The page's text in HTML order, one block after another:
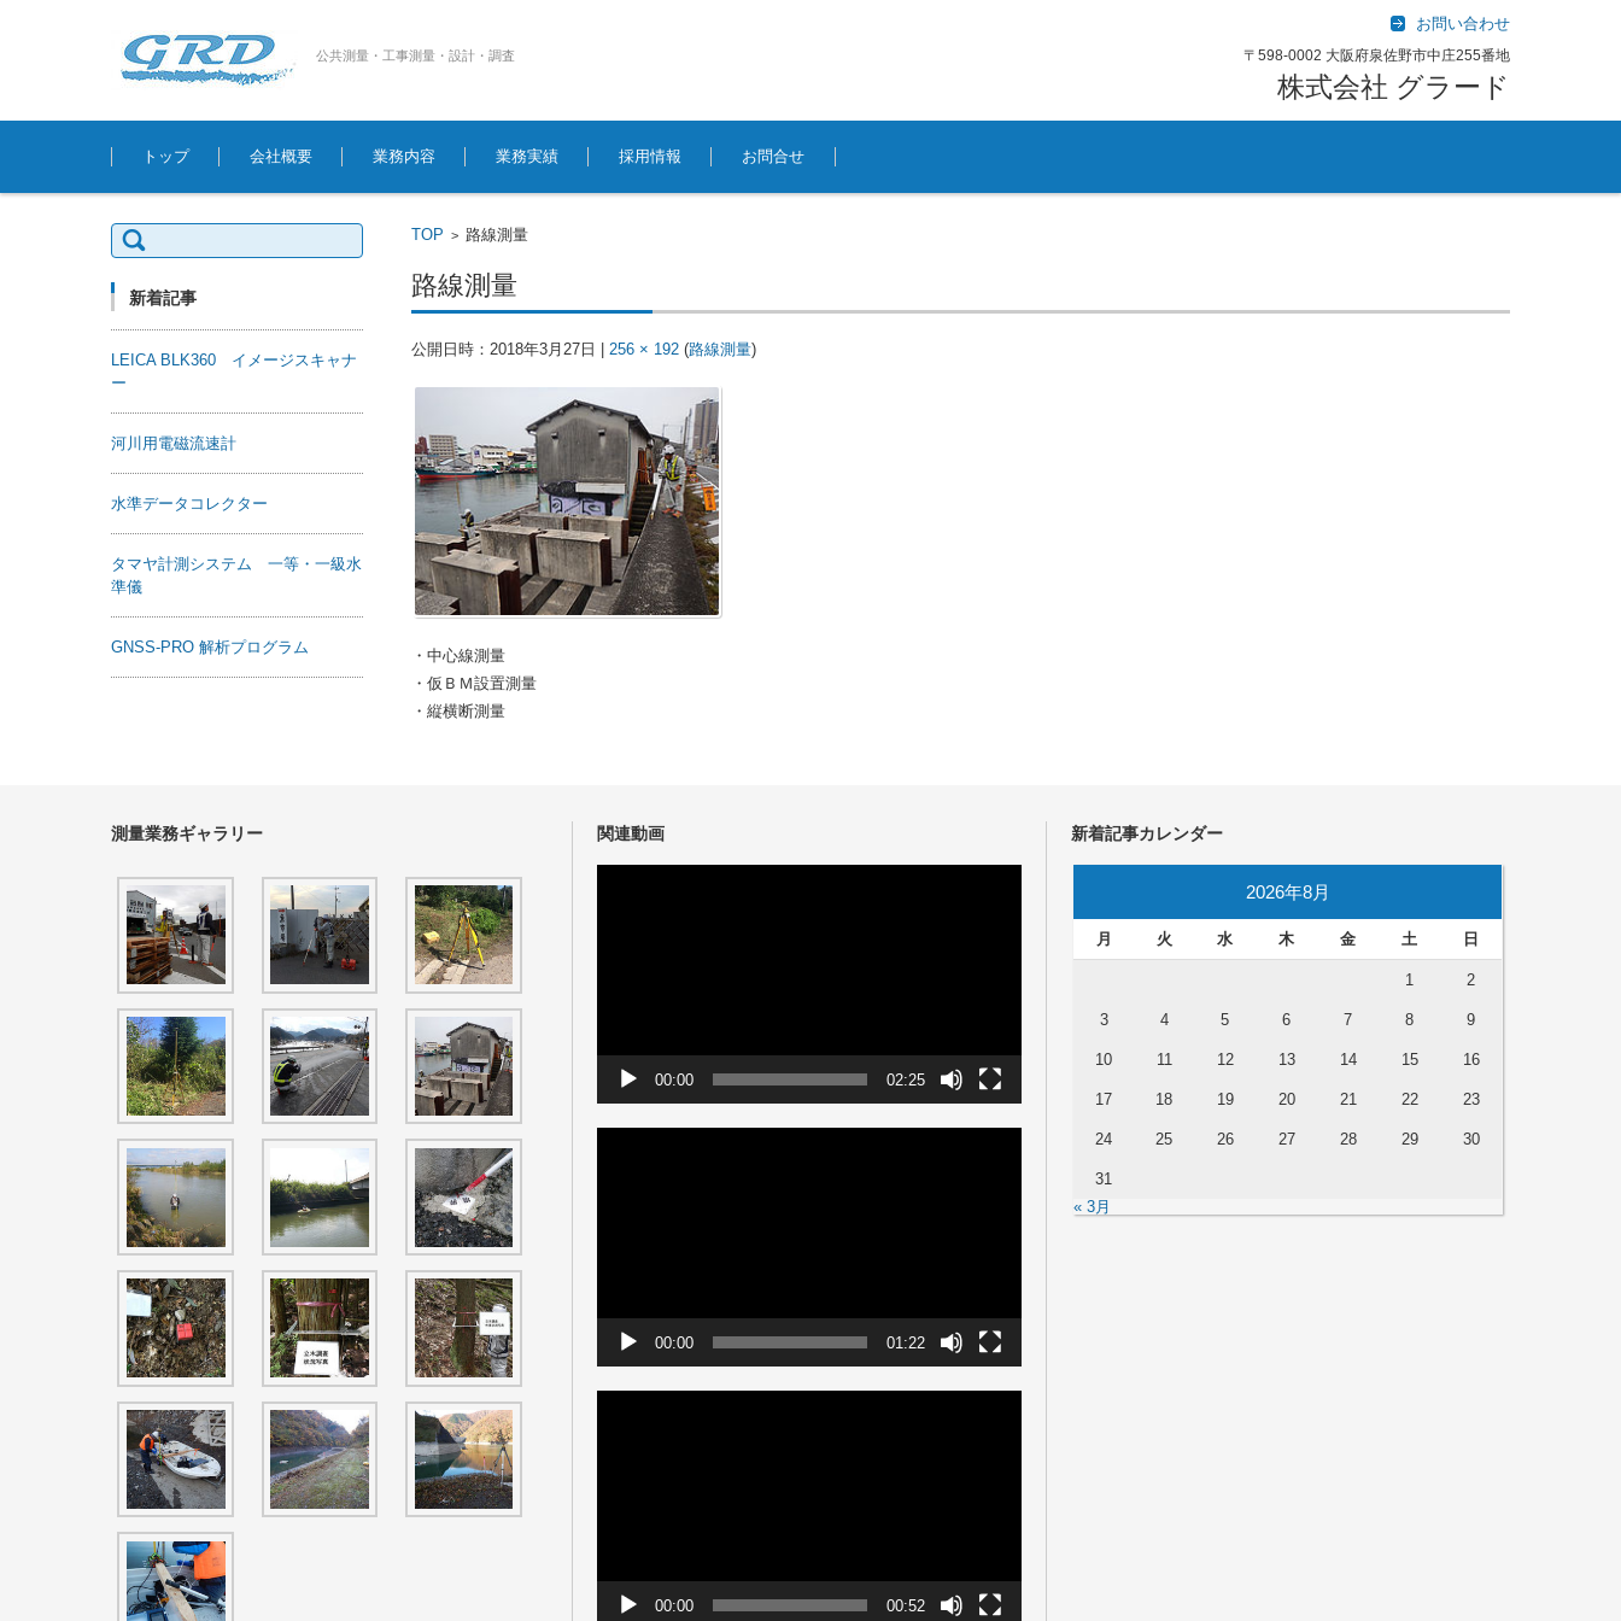
公共測量・工事測量・設計・調査
お問い合わせ
〒598-0002 大阪府泉佐野市中庄255番地
株式会社 グラード
コンテンツに移動
トップ
会社概要 業務内容 業務実績 採用情報 お問合せ
TOP > 路線測量
路線測量
公開日時： 2018年3月27日 256 × 192(路線測量)
・中心線測量
・仮ＢＭ設置測量
・縦横断測量
検
索:
新着記事
LEICA BLK360 イメージスキャナ
ー
河川用電磁流速計
水準データコレクター
タマヤ計測システム 一等・一級水
準儀
GNSS-PRO 解析プログラム
測量業務ギャラリー 関連動画
00:00 02:25
00:00 01:22
00:00 00:52
新着記事カレンダー
2026年8月
月 火 水 木 金 土 日
1 2
3 4 5 6 7 8 9
10 11 12 13 14 15 16
17 18 19 20 21 22 23
24 25 26 27 28 29 30
31
« 3月